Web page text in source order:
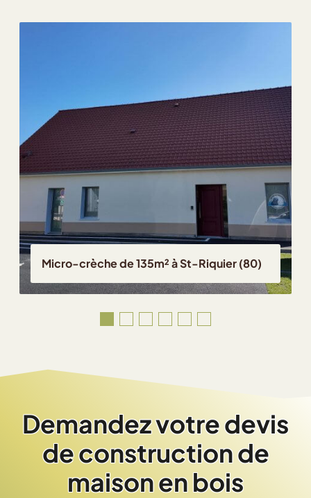
Micro-crèche de 135m² à St-Riquier (80)
Demandez votre devis
de construction de
maison en bois